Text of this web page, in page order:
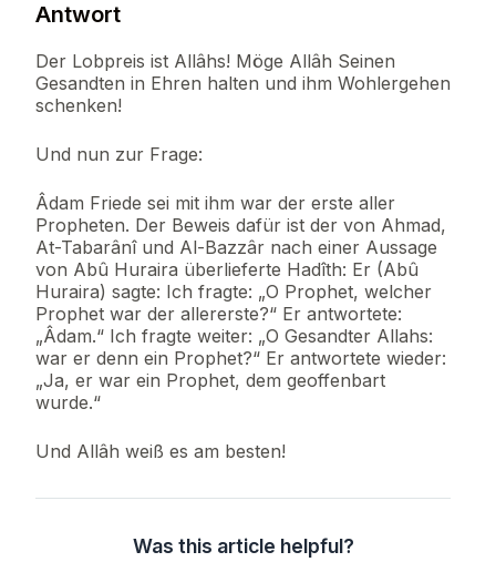
Antwort
Der Lobpreis ist Allâhs! Möge Allâh Seinen
Gesandten in Ehren halten und ihm Wohlergehen
schenken!
Und nun zur Frage:
Âdam Friede sei mit ihm war der erste aller
Propheten. Der Beweis dafür ist der von Ahmad,
At-Tabarânî und Al-Bazzâr nach einer Aussage
von Abû Huraira überlieferte Hadîth: Er (Abû
Huraira) sagte: Ich fragte: „O Prophet, welcher
Prophet war der allererste?“ Er antwortete:
„Âdam.“ Ich fragte weiter: „O Gesandter Allahs:
war er denn ein Prophet?“ Er antwortete wieder:
„Ja, er war ein Prophet, dem geoffenbart
wurde.“
Und Allâh weiß es am besten!
Was this article helpful?